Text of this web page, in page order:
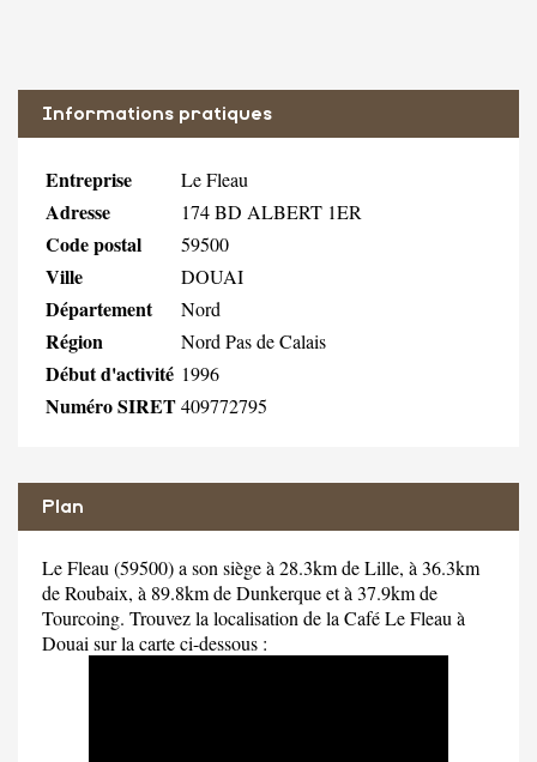
Informations pratiques
Entreprise Le Fleau
Adresse 174 BD ALBERT 1ER
Code postal 59500
Ville DOUAI
Département Nord
Région Nord Pas de Calais
Début d'activité 1996
Numéro SIRET409772795
Plan
Le Fleau (59500) a son siège à 28.3km de Lille, à 36.3km
de Roubaix, à 89.8km de Dunkerque et à 37.9km de
Tourcoing. Trouvez la localisation de la Café Le Fleau à
Douai sur la carte ci-dessous :